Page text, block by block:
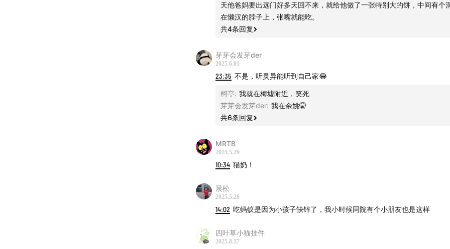
天他爸妈要出远门好多天回不来，就给他做了一张特别大的饼，中间有个
在懒汉的脖子上，张嘴就能吃。
共4条回复
芽芽会发芽der
2025.6.01
23:35 不是，听灵异能听到自己家😂
柯亭: 我就在梅墟附近，笑死
芽芽会发芽der: 我在余姚🤫
共6条回复
MRTB
2025.5.29
10:34 猫奶！
晨松
2025.5.28
14:02 吃蚂蚁是因为小孩子缺锌了，我小时候同院有个小朋友也是这样
四叶草小猫挂件
2025.8.17